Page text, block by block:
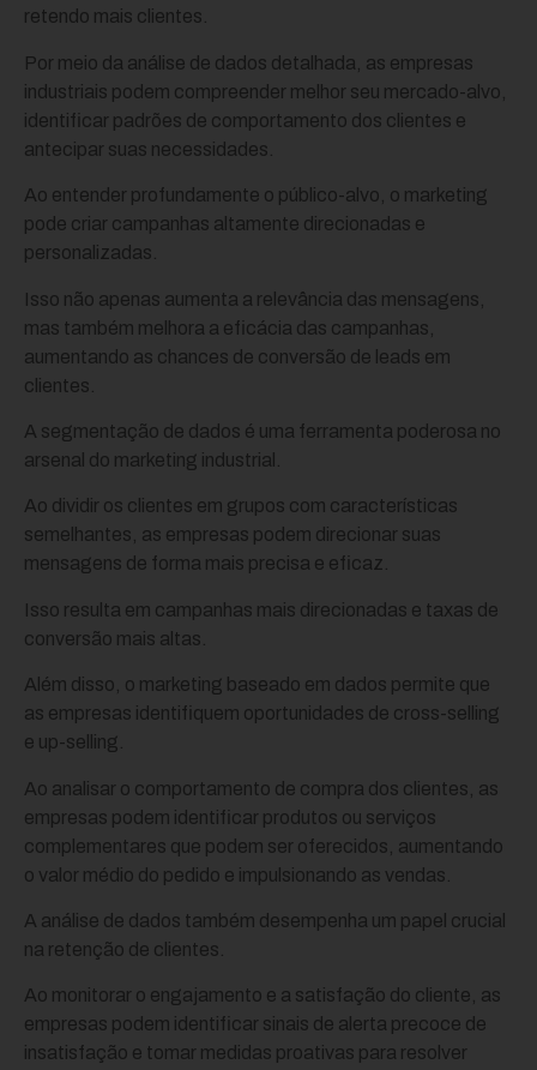
retendo mais clientes.
Por meio da análise de dados detalhada, as empresas
industriais podem compreender melhor seu mercado-alvo,
identificar padrões de comportamento dos clientes e
antecipar suas necessidades.
Ao entender profundamente o público-alvo, o marketing
pode criar campanhas altamente direcionadas e
personalizadas.
Isso não apenas aumenta a relevância das mensagens,
mas também melhora a eficácia das campanhas,
aumentando as chances de conversão de leads em
clientes.
A segmentação de dados é uma ferramenta poderosa no
arsenal do marketing industrial.
Ao dividir os clientes em grupos com características
semelhantes, as empresas podem direcionar suas
mensagens de forma mais precisa e eficaz.
Isso resulta em campanhas mais direcionadas e taxas de
conversão mais altas.
Além disso, o marketing baseado em dados permite que
as empresas identifiquem oportunidades de cross-selling
e up-selling.
Ao analisar o comportamento de compra dos clientes, as
empresas podem identificar produtos ou serviços
complementares que podem ser oferecidos, aumentando
o valor médio do pedido e impulsionando as vendas.
A análise de dados também desempenha um papel crucial
na retenção de clientes.
Ao monitorar o engajamento e a satisfação do cliente, as
empresas podem identificar sinais de alerta precoce de
insatisfação e tomar medidas proativas para resolver